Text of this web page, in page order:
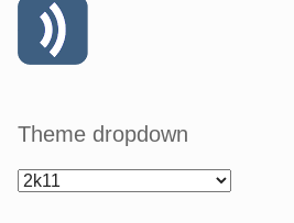
Theme dropdown